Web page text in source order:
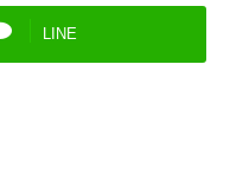
LINE